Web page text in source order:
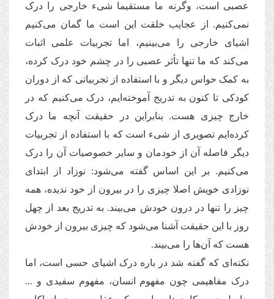
عصبی است، وگرنه ما مستقیما شیء خارجی را درک
نمی‌کنیم. از عجایب خلقت این است ما گمان می‌کنیم
اشیای خارجی را می‌بینیم، اما تجربیات علمی اثبات
می‌کند که ما تنها تأثر عصبی را در چشم خود درک کرده،
به کمک حواس دیگر و با استفاده از تجربیاتی که از دوران
کودکی تا کنون به تدریج آموخته‌ایم، درک می‌کنیم که در
خارج چیزی هست. بنابراین در حقیقت آنچه ما درک
کرده‌ایم تصویری از شیء است که با استفاده از تجربیات
دیگر فاصله آن از خودمان و سایر خصوصیات آن را درک
می‌کنیم. بر این اساس گفته می‌شود: نوزاد از ابتدای
نوزادی خویش اصلا چیزی را در بیرون از خود ندیده، همه
چیز را تنها در درون خودش می‌بیند. به تدریج بعد از چهل
روز با این حقیقت آشنا می‌شود که چیزی بیرون از خودش
هست که آن‌ها را می‌بیند.
نکته‌ای که گفته شد در باره درک اشیای حسی است، اما
درک مفاهیمی چون مفهوم انسان، مفهوم سفیدی و ...